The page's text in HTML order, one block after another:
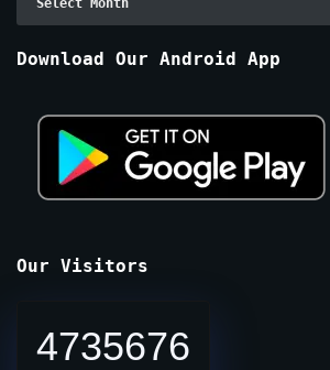
Download Our Android App
Our Visitors
4735676